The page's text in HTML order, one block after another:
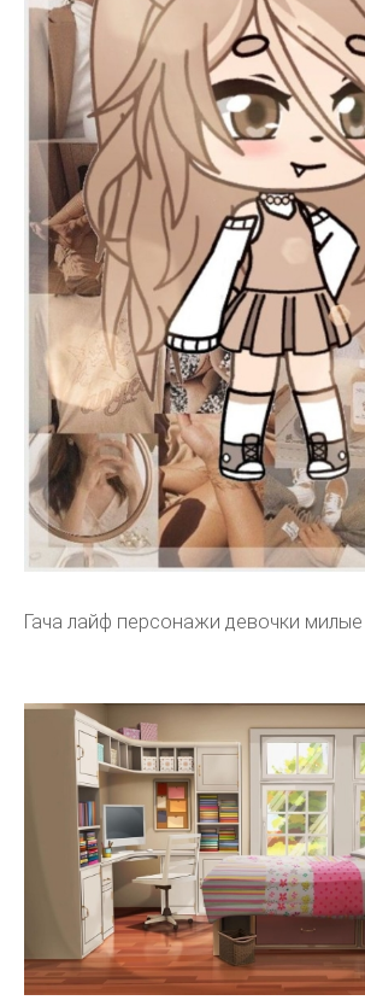
Гача лайф персонажи девочки милые